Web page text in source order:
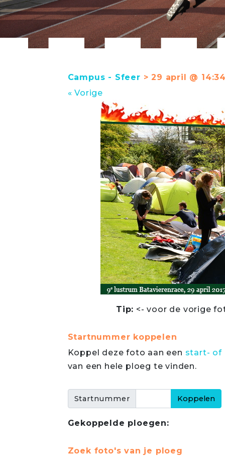
Campus - Sfeer > 29 april @
« Vorige
Tip: <- voor de vorige
Startnummer koppelen
Koppel deze foto aan een start- of
van een hele ploeg te vinden.
Startnummer
Gekoppelde ploegen:
Zoek foto's van je ploeg